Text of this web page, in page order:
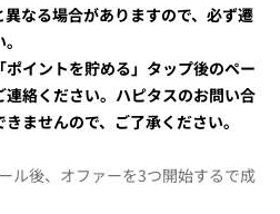
なる場合がありますので、必ず遷
ポイントを貯める」タップ後のペー
絡ください。ハピタスのお問い合
ませんので、ご了承ください。
ル後、オファーを3つ開始するで成